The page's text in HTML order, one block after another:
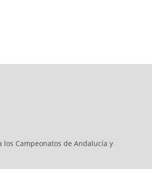
Campeonatos de Andalucía y